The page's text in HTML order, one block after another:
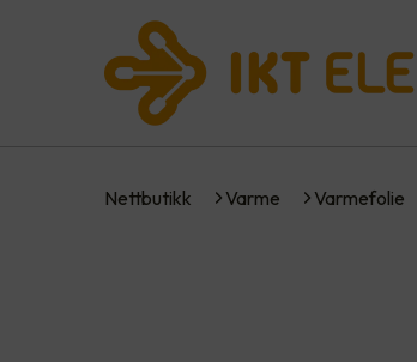
Nettbutikk Varme Varmefolie